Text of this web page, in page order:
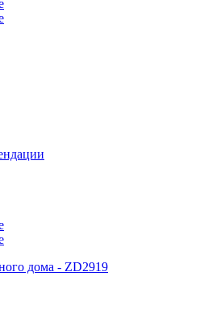
дома - ZD2919